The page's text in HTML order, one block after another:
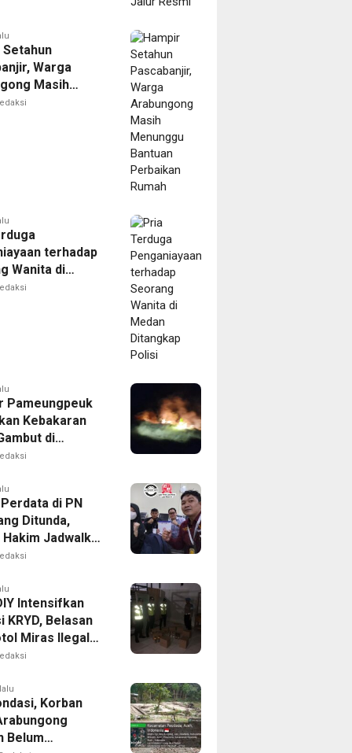
Setahun
Warga
Masih
Bantuan
terhadap
Wanita di
Polisi
Pameungpeuk
Kebakaran
di
Permukiman
di PN
Ditunda,
Jadwalkan
Ulang BPR
Intensifkan
KRYD, Belasan
Miras Ilegal
Diamankan
Korban
Belum